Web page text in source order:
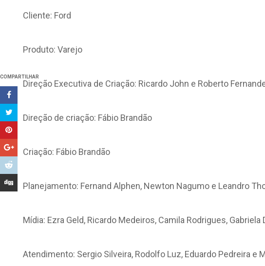
COMPARTILHAR
Cliente: Ford
Produto: Varejo
Direção Executiva de Criação: Ricardo John e Roberto
Direção de criação: Fábio Brandão
Criação: Fábio Brandão
Planejamento: Fernand Alphen, Newton Nagumo e Leandro
Mídia: Ezra Geld, Ricardo Medeiros, Camila Rodrigues, Gabriela
Atendimento: Sergio Silveira, Rodolfo Luz, Eduardo Pedreira e